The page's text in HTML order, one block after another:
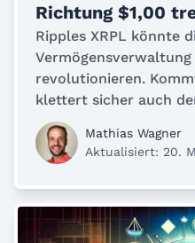
Richtung $1,00
Ripples XRPL könnte
revolutionieren.
klettert sicher auch
Mathias Wagner
Aktualisiert: 20.